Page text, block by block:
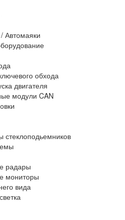
Автомаяки
обхода
двигателя
модули CAN
стеклоподьемников
радары
мониторы
вида